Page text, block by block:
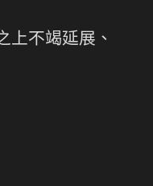
上不竭延展、